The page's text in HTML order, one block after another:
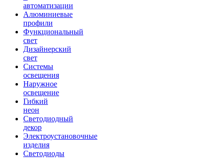
автоматизации
Алюминиевые
профили
Функциональный
свет
Дизайнерский
свет
Системы
освещения
Наружное
освещение
Гибкий
неон
Светодиодный
декор
Электроустановочные
изделия
Светодиоды